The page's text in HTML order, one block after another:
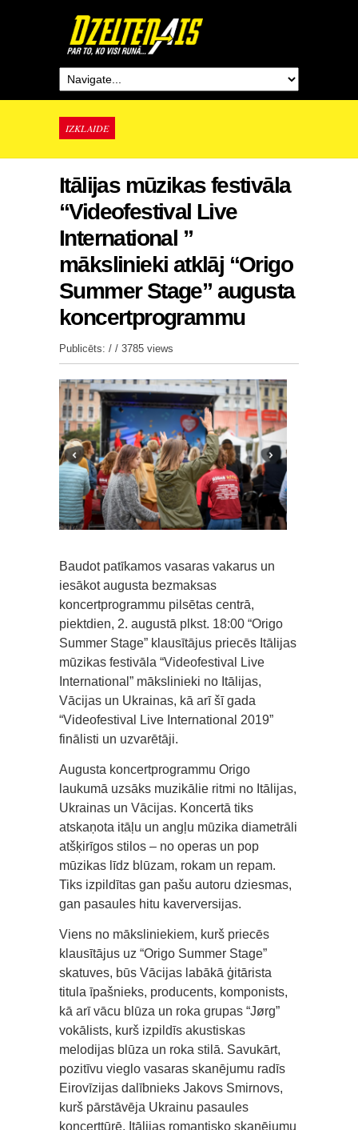
IZKLAIDE
Itālijas mūzikas festivāla
“Videofestival Live
International ”
mākslinieki atklāj “Origo
Summer Stage” augusta
koncertprogrammu
Publicēts: / / 3785 views
Baudot patīkamos vasaras vakarus un
iesākot augusta bezmaksas
koncertprogrammu pilsētas centrā,
piektdien, 2. augustā plkst. 18:00 “Origo
Summer Stage” klausītājus priecēs Itālijas
mūzikas festivāla “Videofestival Live
International” mākslinieki no Itālijas,
Vācijas un Ukrainas, kā arī šī gada
“Videofestival Live International 2019”
finālisti un uzvarētāji.
Augusta koncertprogrammu Origo
laukumā uzsāks muzikālie ritmi no Itālijas,
Ukrainas un Vācijas. Koncertā tiks
atskaņota itāļu un angļu mūzika diametrāli
atšķirīgos stilos – no operas un pop
mūzikas līdz blūzam, rokam un repam.
Tiks izpildītas gan pašu autoru dziesmas,
gan pasaules hitu kaverversijas.
Viens no māksliniekiem, kurš priecēs
klausītājus uz “Origo Summer Stage”
skatuves, būs Vācijas labākā ģitārista
titula īpašnieks, producents, komponists,
kā arī vācu blūza un roka grupas “Jørg”
vokālists, kurš izpildīs akustiskas
melodijas blūza un roka stilā. Savukārt,
pozitīvu vieglo vasaras skanējumu radīs
Eirovīzijas dalībnieks Jakovs Smirnovs,
kurš pārstāvēja Ukrainu pasaules
koncerttūrē. Itālijas romantisko skanējumu